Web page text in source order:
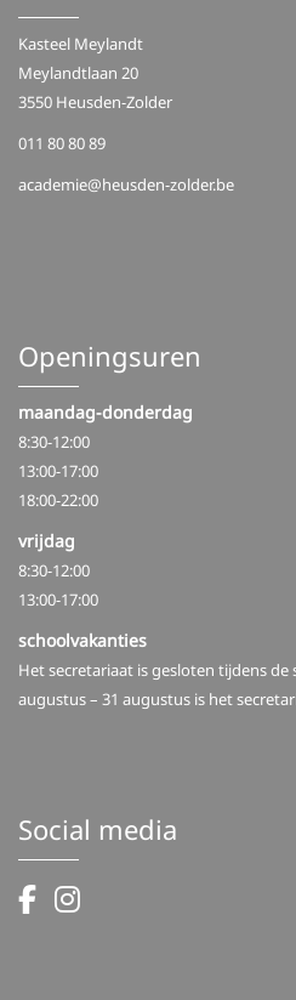
Kasteel Meylandt
Meylandtlaan 20
3550 Heusden-Zolder
011 80 80 89
academie@heusden-zolder.be
Openingsuren
maandag-donderdag
8:30-12:00
13:00-17:00
18:00-22:00
vrijdag
8:30-12:00
13:00-17:00
schoolvakanties
Het secretariaat is gesloten tijdens de
augustus – 31 augustus is het
Social media